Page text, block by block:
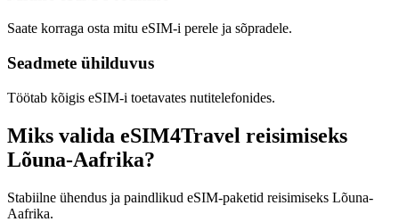
Saate korraga osta mitu eSIM-i perele ja sõpradele.
Seadmete ühilduvus
Töötab kõigis eSIM-i toetavates nutitelefonides.
Miks valida eSIM4Travel reisimiseks
Lõuna-Aafrika?
Stabiilne ühendus ja paindlikud eSIM-paketid reisimiseks Lõuna-
Aafrika.